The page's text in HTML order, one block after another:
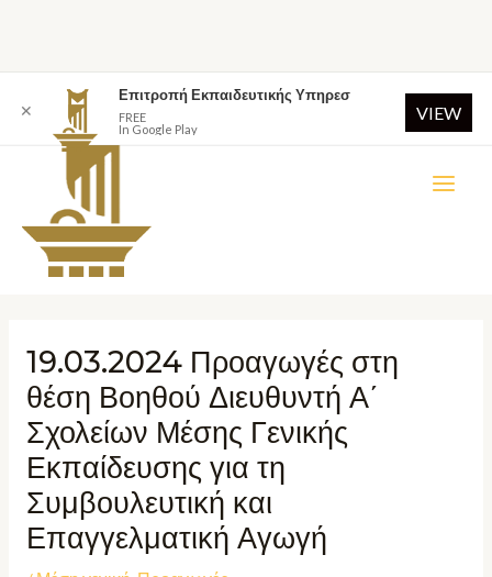
19.03.2024 Προαγωγές στη
θέση Βοηθού Διευθυντή Α΄
Σχολείων Μέσης Γενικής
Εκπαίδευσης για τη
Συμβουλευτική και
Επαγγελματική Αγωγή
✕
Επιτροπή Εκπαιδευτικής Υπηρεσ
FREE
In Google Play
VIEW